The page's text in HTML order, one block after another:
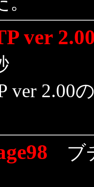
ver 2.00
ver 2.00
ブ